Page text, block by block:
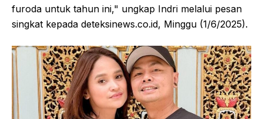
furoda untuk tahun ini," ungkap Indri melalui pesan
singkat kepada deteksinews.co.id, Minggu (1/6/2025).